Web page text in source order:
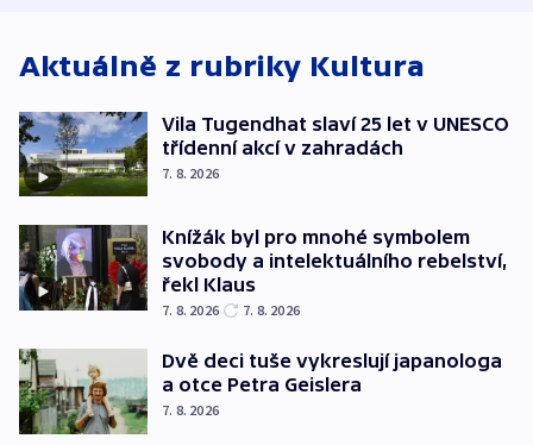
Aktuálně z rubriky Kultura
Vila Tugendhat slaví 25 let v UNESCO
třídenní akcí v zahradách
7. 8. 2026
Knížák byl pro mnohé symbolem
svobody a intelektuálního rebelství,
řekl Klaus
7. 8. 2026 7. 8. 2026
Dvě deci tuše vykreslují japanologa
a otce Petra Geislera
7. 8. 2026